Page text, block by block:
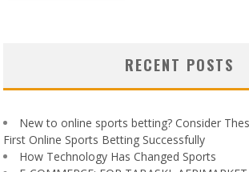
RECENT POSTS
New to online sports betting? Consider
First Online Sports Betting Successfully
How Technology Has Changed Sports